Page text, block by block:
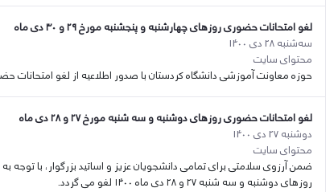
لغو امتحانات حضوری روزهای چهارشنبه و پنجشنبه مورخ ۲۹ و ۳۰ دی ماه
سه‌شنبه 28 دی 1400
محتوای سایت
حوزه معاونت آموزشی دانشگاه کردستان با صدور اطلاعیه از لغو امتحانات حضوری این
لغو امتحانات حضوری روزهای دوشنبه و سه شنبه مورخ ۲۷ و ۲۸ دی ماه
دوشنبه 27 دی 1400
محتوای سایت
ضمن آرزوی سلامتی برای تمامی دانشجویان عزیز و اساتید بزرگوار، با
روزهای دوشنبه و سه شنبه ۲۷ و ۲۸ دی ماه ۱۴۰۰ لغو می گردد.